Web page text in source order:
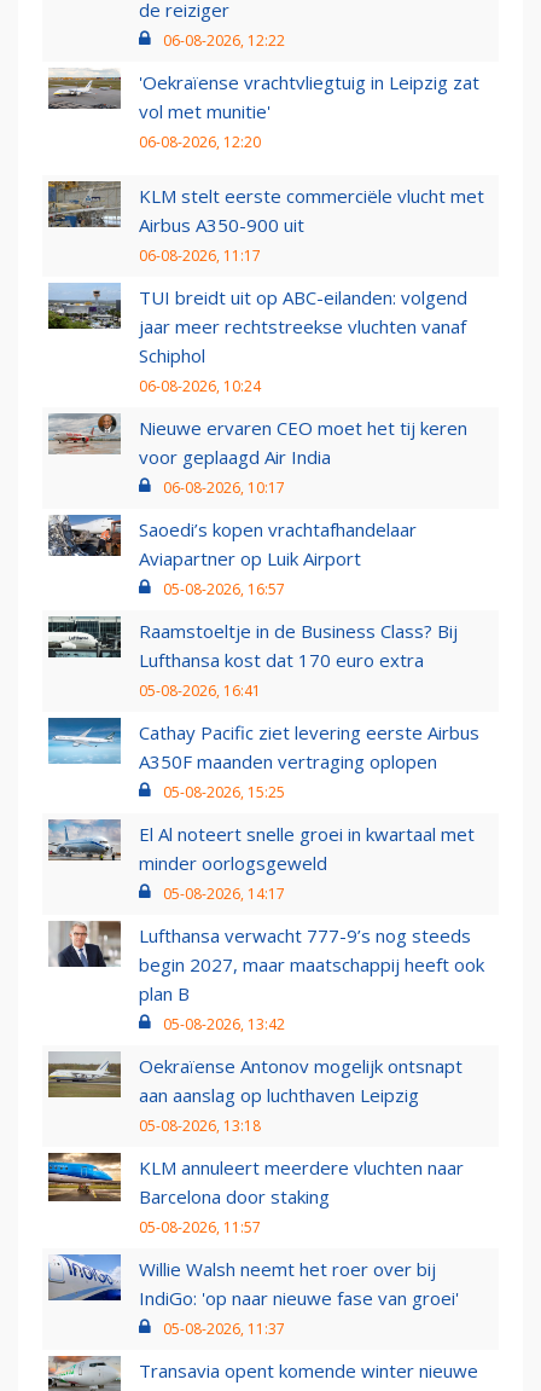
de reiziger
06-08-2026, 12:22
'Oekraïense vrachtvliegtuig in Leipzig zat
vol met munitie'
06-08-2026, 12:20
KLM stelt eerste commerciële vlucht met
Airbus A350-900 uit
06-08-2026, 11:17
TUI breidt uit op ABC-eilanden: volgend
jaar meer rechtstreekse vluchten vanaf
Schiphol
06-08-2026, 10:24
Nieuwe ervaren CEO moet het tij keren
voor geplaagd Air India
06-08-2026, 10:17
Saoedi’s kopen vrachtafhandelaar
Aviapartner op Luik Airport
05-08-2026, 16:57
Raamstoeltje in de Business Class? Bij
Lufthansa kost dat 170 euro extra
05-08-2026, 16:41
Cathay Pacific ziet levering eerste Airbus
A350F maanden vertraging oplopen
05-08-2026, 15:25
El Al noteert snelle groei in kwartaal met
minder oorlogsgeweld
05-08-2026, 14:17
Lufthansa verwacht 777-9’s nog steeds
begin 2027, maar maatschappij heeft ook
plan B
05-08-2026, 13:42
Oekraïense Antonov mogelijk ontsnapt
aan aanslag op luchthaven Leipzig
05-08-2026, 13:18
KLM annuleert meerdere vluchten naar
Barcelona door staking
05-08-2026, 11:57
Willie Walsh neemt het roer over bij
IndiGo: 'op naar nieuwe fase van groei'
05-08-2026, 11:37
Transavia opent komende winter nieuwe